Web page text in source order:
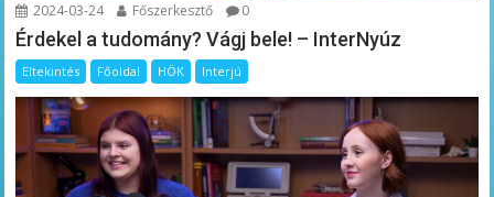
2024-03-24 Főszerkesztő 0
Érdekel a tudomány? Vágj bele! – InterNyúz
Eltekintés Főoldal HÖK Interjú